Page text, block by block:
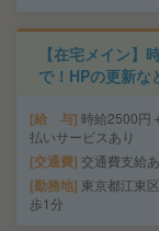
【在宅メイン】
で！HPの更新な
給 与 時給2500円
払いサービスあり
交通費 交通費支給
勤務地 東京都江東
歩1分